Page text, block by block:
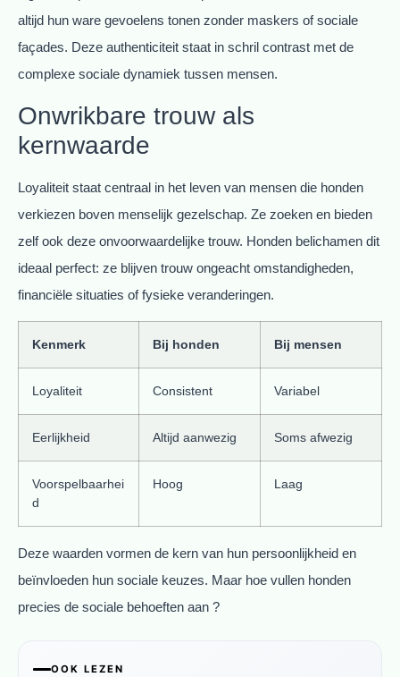
altijd hun ware gevoelens tonen zonder maskers of sociale
façades. Deze authenticiteit staat in schril contrast met de
complexe sociale dynamiek tussen mensen.
Onwrikbare trouw als
kernwaarde
Loyaliteit staat centraal in het leven van mensen die honden
verkiezen boven menselijk gezelschap. Ze zoeken en bieden
zelf ook deze onvoorwaardelijke trouw. Honden belichamen dit
ideaal perfect: ze blijven trouw ongeacht omstandigheden,
financiële situaties of fysieke veranderingen.
Kenmerk Bij honden Bij mensen
Loyaliteit Consistent Variabel
Eerlijkheid Altijd aanwezig Soms afwezig
Voorspelbaarhei
d
Hoog Laag
Deze waarden vormen de kern van hun persoonlijkheid en
beïnvloeden hun sociale keuzes. Maar hoe vullen honden
precies de sociale behoeften aan ?
OOK LEZEN